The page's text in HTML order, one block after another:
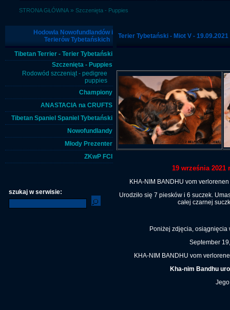
STRONA GŁÓWNA »Szczenięta - Puppies
Hodowla Nowofundlandów i
Terierów Tybetańskich
Tibetan Terrier - Terier Tybetański
Szczenięta - Puppies
Rodowód szczeniąt - pedigree
puppies
Championy
ANASTACIA na CRUFTS
Tibetan Spaniel Spaniel Tybetański
Nowofundlandy
Młody Prezenter
ZKwP FCI
szukaj w serwisie:
Terier Tybetański - Miot V -
19 września
KHA-NIM BANDHU vom
Urodziło się 7 piesków i 6 suczek.
całej czarnej
Poniżej zdjęcia,
September
KHA-NIM BANDHU vom
Kha-nim Bandhu